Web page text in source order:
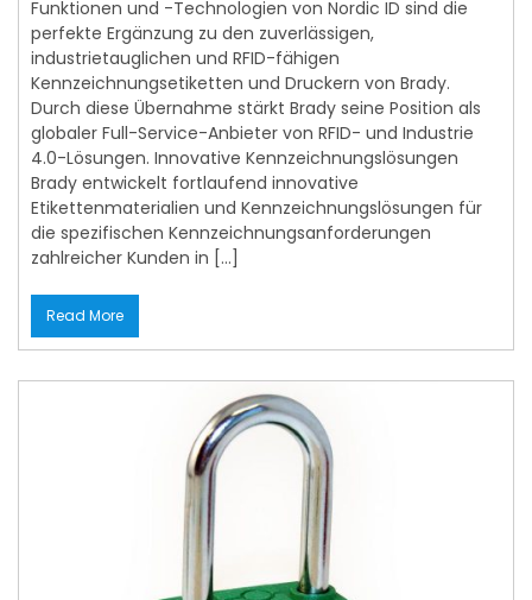
Funktionen und -Technologien von Nordic ID sind die
perfekte Ergänzung zu den zuverlässigen,
industrietauglichen und RFID-fähigen
Kennzeichnungsetiketten und Druckern von Brady.
Durch diese Übernahme stärkt Brady seine Position als
globaler Full-Service-Anbieter von RFID- und Industrie
4.0-Lösungen. Innovative Kennzeichnungslösungen
Brady entwickelt fortlaufend innovative
Etikettenmaterialien und Kennzeichnungslösungen für
die spezifischen Kennzeichnungsanforderungen
zahlreicher Kunden in […]
Read More